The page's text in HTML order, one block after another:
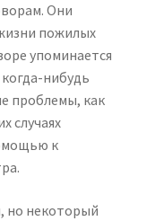
Они
пожилых
упоминается
нибудь
проблемы, как
случаях
к
но некоторый